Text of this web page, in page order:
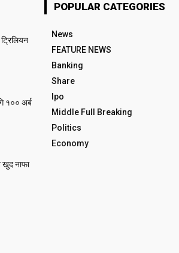
१०० अर्ब
खुद नाफा
POPULAR CATEGORIES
News
FEATURE NEWS
Banking
Share
Ipo
Middle Full Breaking
Politics
Economy